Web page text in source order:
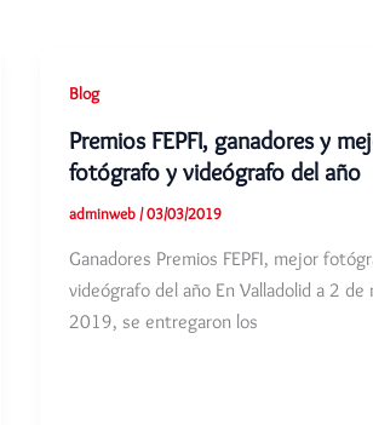
Blog
Premios FEPFI, ganadores y
fotógrafo y videógrafo del año
adminweb /03/03/2019
Ganadores Premios FEPFI, mejor
videógrafo del año En Valladolid a 2 de
2019, se entregaron los